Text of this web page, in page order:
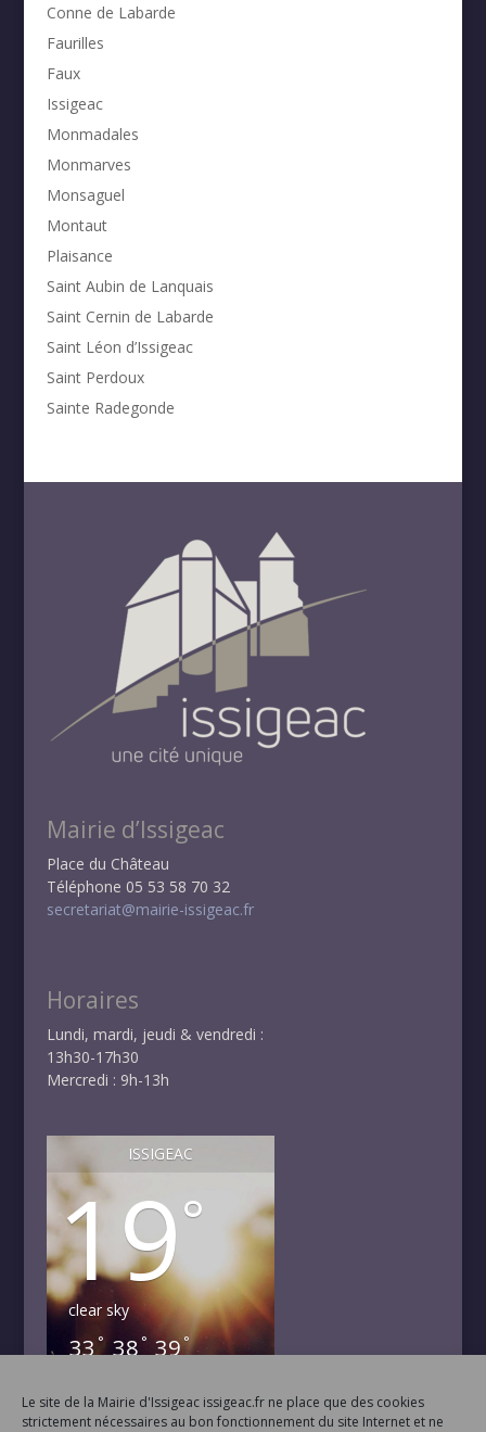
Le site de la Mairie d'Issigeac issigeac.fr ne place que des cookies
strictement nécessaires au bon fonctionnement du site Internet et ne
Conne de Labarde
Faurilles
Faux
Issigeac
Monmadales
Monmarves
Monsaguel
Montaut
Plaisance
Saint Aubin de Lanquais
Saint Cernin de Labarde
Saint Léon d’Issigeac
Saint Perdoux
Sainte Radegonde
Mairie d’Issigeac
Place du Château
Téléphone 05 53 58 70 32
secretariat@mairie-issigeac.fr
Horaires
Lundi, mardi, jeudi & vendredi :
13h30-17h30
Mercredi : 9h-13h
ISSIGEAC
19°
clear sky
33° 38 ° 39°
LUN MAR